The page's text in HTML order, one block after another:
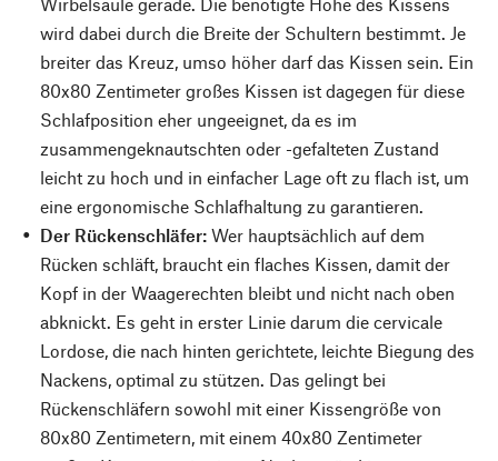
wird dabei durch die Breite der Schultern bestimmt. Je
breiter das Kreuz, umso höher darf das Kissen sein. Ein
80x80 Zentimeter großes Kissen ist dagegen für diese
Schlafposition eher ungeeignet, da es im
zusammengeknautschten oder -gefalteten Zustand
leicht zu hoch und in einfacher Lage oft zu flach ist, um
eine ergonomische Schlafhaltung zu garantieren.
Der Rückenschläfer: Wer hauptsächlich auf dem
Rücken schläft, braucht ein flaches Kissen, damit der
Kopf in der Waagerechten bleibt und nicht nach oben
abknickt. Es geht in erster Linie darum die cervicale
Lordose, die nach hinten gerichtete, leichte Biegung des
Nackens, optimal zu stützen. Das gelingt bei
Rückenschläfern sowohl mit einer Kissengröße von
80x80 Zentimetern, mit einem 40x80 Zentimeter